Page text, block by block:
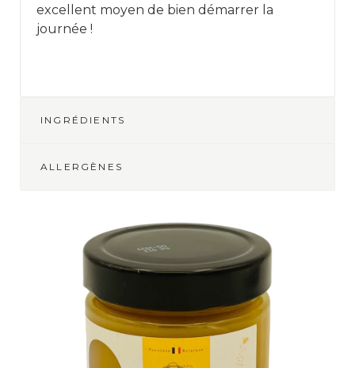
excellent moyen de bien démarrer la
journée !
INGRÉDIENTS
ALLERGÈNES